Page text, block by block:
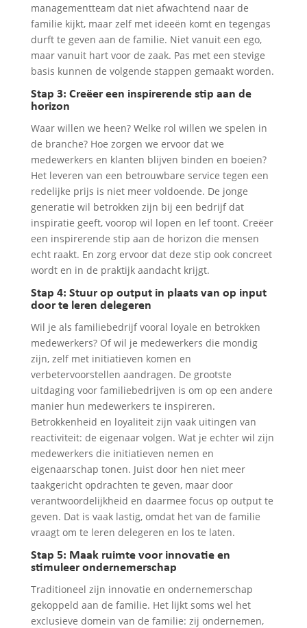
managementteam dat niet afwachtend naar de
familie kijkt, maar zelf met ideeën komt en tegengas
durft te geven aan de familie. Niet vanuit een ego,
maar vanuit hart voor de zaak. Pas met een stevige
basis kunnen de volgende stappen gemaakt worden.
Stap 3: Creëer een inspirerende stip aan de
horizon
Waar willen we heen? Welke rol willen we spelen in
de branche? Hoe zorgen we ervoor dat we
medewerkers en klanten blijven binden en boeien?
Het leveren van een betrouwbare service tegen een
redelijke prijs is niet meer voldoende. De jonge
generatie wil betrokken zijn bij een bedrijf dat
inspiratie geeft, voorop wil lopen en lef toont. Creëer
een inspirerende stip aan de horizon die mensen
echt raakt. En zorg ervoor dat deze stip ook concreet
wordt en in de praktijk aandacht krijgt.
Stap 4: Stuur op output in plaats van op input
door te leren delegeren
Wil je als familiebedrijf vooral loyale en betrokken
medewerkers? Of wil je medewerkers die mondig
zijn, zelf met initiatieven komen en
verbetervoorstellen aandragen. De grootste
uitdaging voor familiebedrijven is om op een andere
manier hun medewerkers te inspireren.
Betrokkenheid en loyaliteit zijn vaak uitingen van
reactiviteit: de eigenaar volgen. Wat je echter wil zijn
medewerkers die initiatieven nemen en
eigenaarschap tonen. Juist door hen niet meer
taakgericht opdrachten te geven, maar door
verantwoordelijkheid en daarmee focus op output te
geven. Dat is vaak lastig, omdat het van de familie
vraagt om te leren delegeren en los te laten.
Stap 5: Maak ruimte voor innovatie en
stimuleer ondernemerschap
Traditioneel zijn innovatie en ondernemerschap
gekoppeld aan de familie. Het lijkt soms wel het
exclusieve domein van de familie: zij ondernemen,